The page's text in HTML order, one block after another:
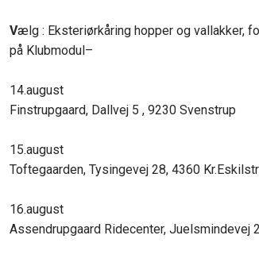
​Vælg : Eksteriørkåring hopper og vallakker,
på Klubmodul–
14.august
​Finstrupgaard, Dallvej 5 , 9230 Svenstrup
15.august
​Toftegaarden, Tysingevej 28, 4360
16.august
​Assendrupgaard Ridecenter, Juelsmindevej